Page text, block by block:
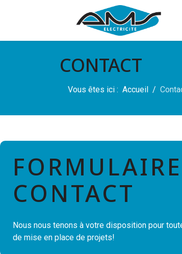
CONTACT
Vous êtes ici : Accueil
CONTACT
Nous nous tenons à votre disposition pour
de mise en place de projets!